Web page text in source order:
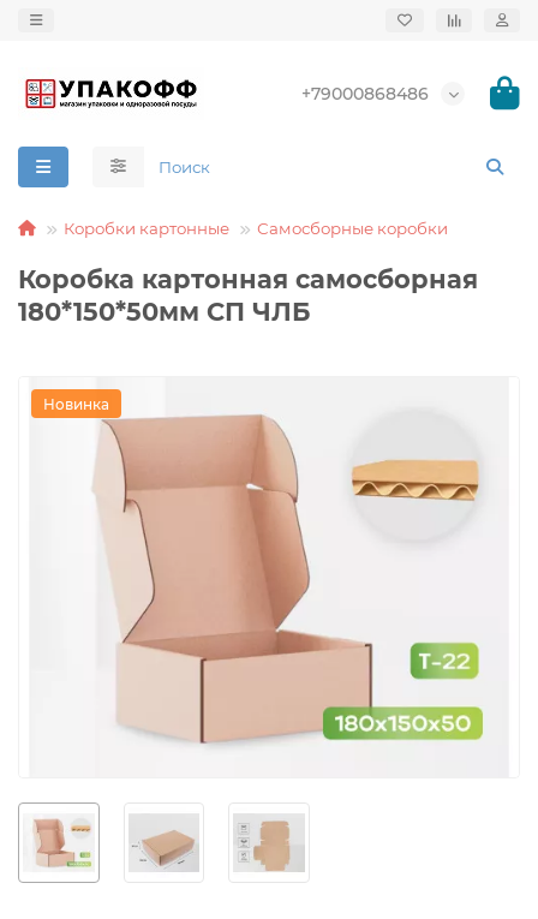
+79000868486
Коробки картонные Самосборные коробки
Коробка картонная самосборная
180*150*50мм СП ЧЛБ
Новинка